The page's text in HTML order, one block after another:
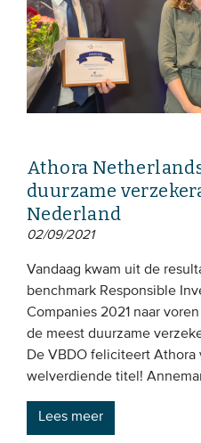
Athora
duurzame
Nederland
02/09/2021
Vandaag kwam uit de
benchmark Responsible
Companies 2021 naar
de meest duurzame
De VBDO feliciteert Athora
welverdiende titel!
Lees meer